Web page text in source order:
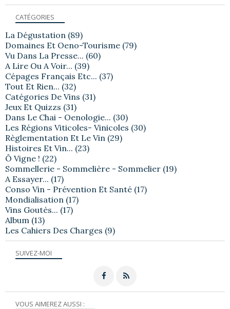
SUIVEZ-MOI
VOUS AIMEREZ AUSSI :
CATÉGORIES
La Dégustation (89)
Domaines Et Oeno-Tourisme (79)
Vu Dans La Presse... (60)
A Lire Ou A Voir... (39)
Cépages Français Etc... (37)
Tout Et Rien... (32)
Catégories De Vins (31)
Jeux Et Quizzs (31)
Dans Le Chai - Oenologie... (30)
Les Régions Viticoles- Vinicoles (30)
Règlementation Et Le Vin (29)
Histoires Et Vin... (23)
Ô Vigne ! (22)
Sommellerie - Sommelière - Sommelier (19)
A Essayer... (17)
Conso Vin - Prévention Et Santé (17)
Mondialisation (17)
Vins Goutés... (17)
Album (13)
Les Cahiers Des Charges (9)